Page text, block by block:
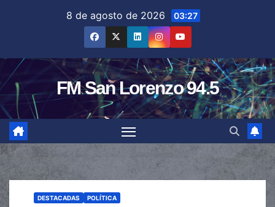
8 de agosto de 2026 03:27
FM San Lorenzo 94.5
DESTACADAS POLÍTICA